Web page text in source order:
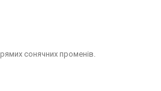
сонячних променів.